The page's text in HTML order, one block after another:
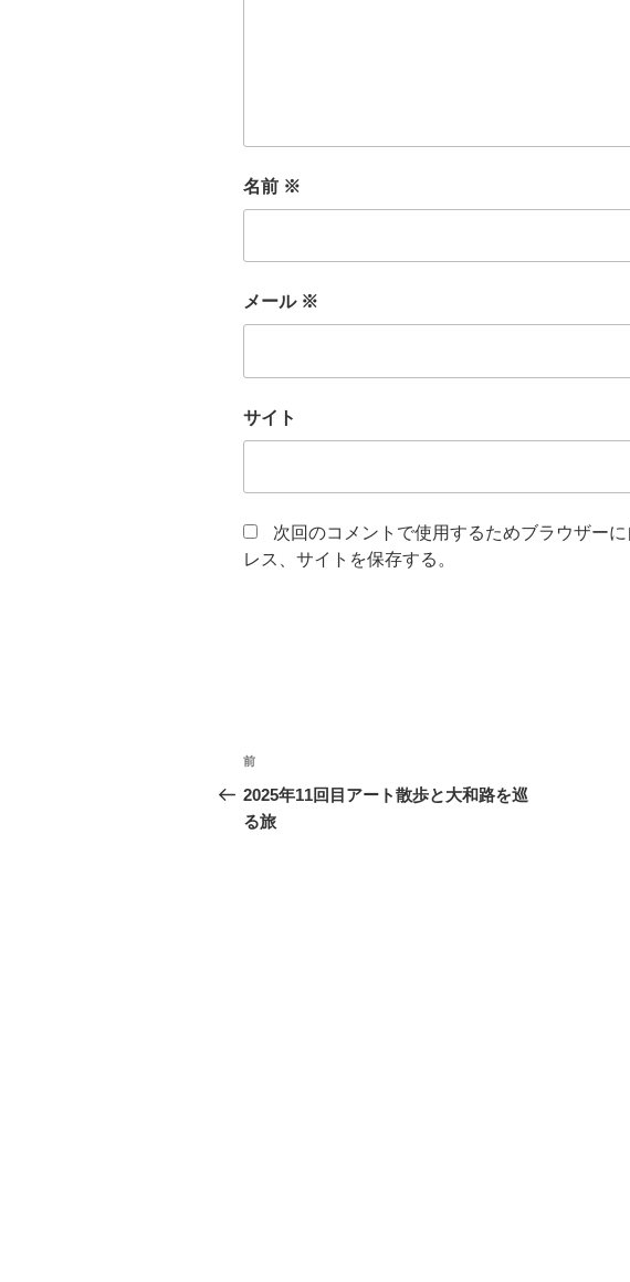
名前 ※
メール ※
サイト
次回のコメントで使用するためブラウザー
レス、サイトを保存する。
投
稿
ナ
前
の
投
前
2025年11回目アート散歩と大和路を巡
る旅